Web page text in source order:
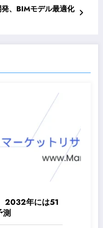
、BIMモデル最適化
2032年には51
測